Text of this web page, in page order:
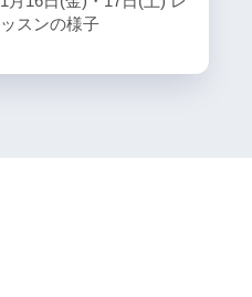
ッスンの様子